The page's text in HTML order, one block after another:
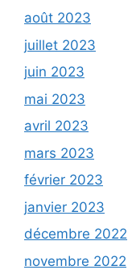
août 2023
juillet 2023
juin 2023
mai 2023
avril 2023
mars 2023
février 2023
janvier 2023
décembre 2022
novembre 2022